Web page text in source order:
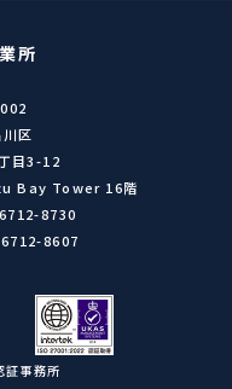
所
区
目3-12
Bay Tower 16階
8730
8607
事務所